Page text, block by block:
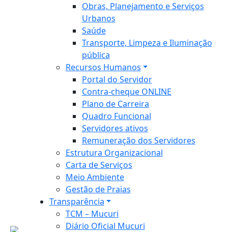
Obras, Planejamento e Serviços
Urbanos
Saúde
Transporte, Limpeza e Iluminação
pública
Recursos Humanos
Portal do Servidor
Contra-cheque ONLINE
Plano de Carreira
Quadro Funcional
Servidores ativos
Remuneração dos Servidores
Estrutura Organizacional
Carta de Serviços
Meio Ambiente
Gestão de Praias
Transparência
TCM – Mucuri
Diário Oficial Mucuri